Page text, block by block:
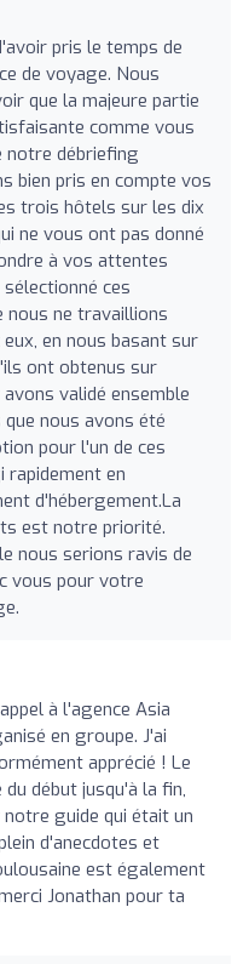
pris le temps de
de voyage. Nous
que la majeure partie
comme vous
notre débriefing
bien pris en compte vos
trois hôtels sur les dix
ne vous ont pas donné
à vos attentes
ces
nous ne travaillions
en nous basant sur
ont obtenus sur
validé ensemble
nous avons été
pour l'un de ces
rapidement en
d'hébergement.La
est notre priorité.
nous serions ravis de
vous pour votre
à l'agence Asia
en groupe. J'ai
apprécié ! Le
début jusqu'à la fin,
guide qui était un
d'anecdotes et
est également
Jonathan pour ta